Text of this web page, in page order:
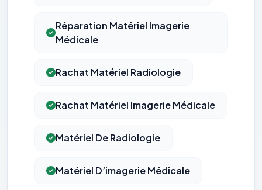
Réparation Matériel Imagerie
Médicale
Rachat Matériel Radiologie
Rachat Matériel Imagerie Médicale
Matériel De Radiologie
Matériel D’imagerie Médicale